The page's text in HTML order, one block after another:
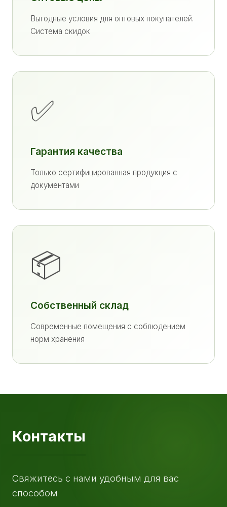
Выгодные условия для оптовых покупателей.
Система скидок
✅
Гарантия качества
Только сертифицированная продукция с
документами
📦
Собственный склад
Современные помещения с соблюдением
норм хранения
Контакты
Свяжитесь с нами удобным для вас
способом